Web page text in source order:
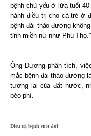
bệnh chủ yếu ở lứa tuổi
hành điều trị cho cả trẻ ở
bệnh đái tháo đường
tỉnh miền núi như Phú Thọ.”
Ông Dương phân tích,
mắc bệnh đái tháo đường
tương lai của đất nước,
béo phì.
Điều trị bệnh suốt đời